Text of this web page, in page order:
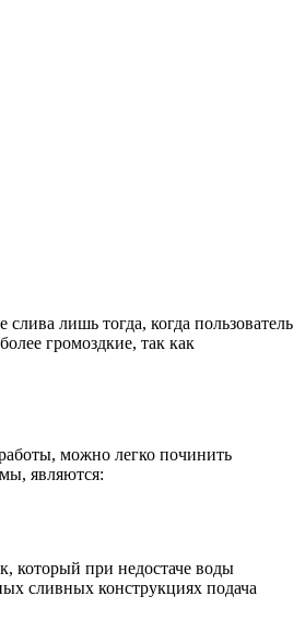
лишь тогда, когда пользователь
громоздкие, так как
можно легко починить
являются:
который при недостаче воды
сливных конструкциях подача